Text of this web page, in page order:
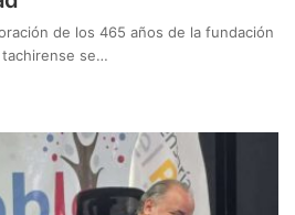
de los 465 años de la fundación
tachirense se…